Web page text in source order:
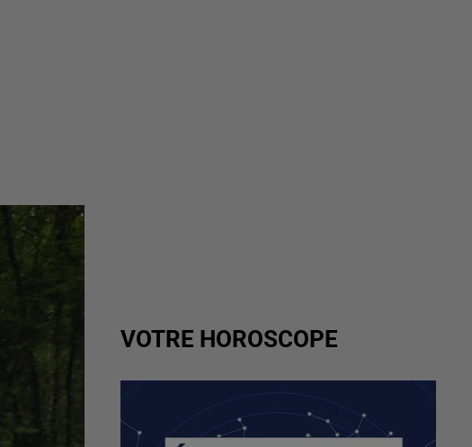
VOTRE HOROSCOPE